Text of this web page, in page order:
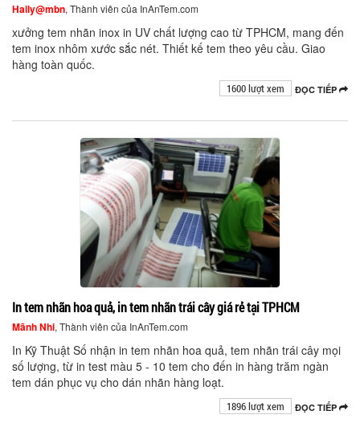
Haily@mbn, Thành viên của InAnTem.com
xưởng tem nhãn inox in UV chất lượng cao từ TPHCM, mang đến
tem inox nhôm xước sắc nét. Thiết kế tem theo yêu cầu. Giao
hàng toàn quốc.
ĐỌC TIẾP
1600 lượt xem
In tem nhãn hoa quả, in tem nhãn trái cây giá rẻ tại TPHCM
Mãnh Nhi, Thành viên của InAnTem.com
In Kỹ Thuật Số nhận in tem nhãn hoa quả, tem nhãn trái cây mọi
số lượng, từ in test màu 5 - 10 tem cho đến in hàng trăm ngàn
tem dán phục vụ cho dán nhãn hàng loạt.
ĐỌC TIẾP
1896 lượt xem